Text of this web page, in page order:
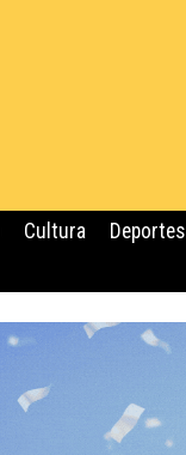
Cultura Deportes